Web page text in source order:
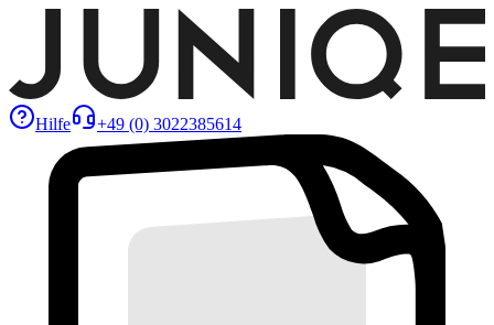
Hilfe +49 (0) 3022385614